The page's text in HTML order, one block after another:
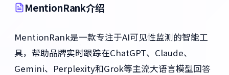
MentionRank介绍
MentionRank是一款专注于AI可见性监测的智能工
具，帮助品牌实时跟踪在ChatGPT、Claude、
Gemini、Perplexity和Grok等主流大语言模型回答